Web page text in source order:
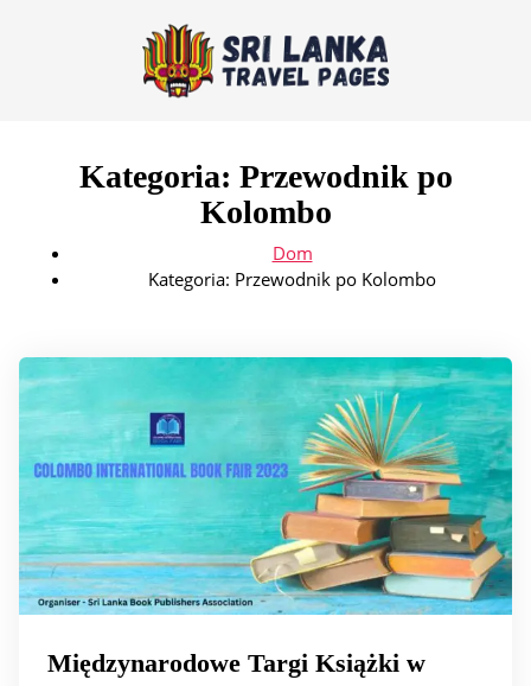
Kategoria: Przewodnik po
Kolombo
Dom
Kategoria: Przewodnik po Kolombo
Międzynarodowe Targi Książki w